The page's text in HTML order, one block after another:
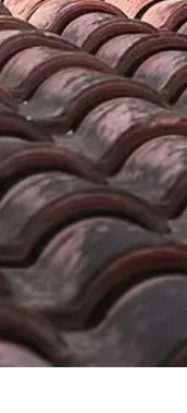
pour vos
à faire. En effet, c’est
concentration et de
faire appel à un
en main tous vos projets
Villeneuve Des
renovation et nos
Des Escaldes , vous
professionnel
vos demandes et
Angoustrine Villeneuve